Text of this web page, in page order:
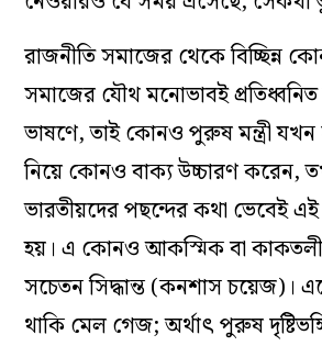
রাজনীতি সমাজের থেকে বিচ্ছিন্ন
সমাজের যৌথ মনোভাবই প্রতিধ্বনিত
ভাষণে, তাই কোনও পুরুষ মন্ত্রী যখন
নিয়ে কোনও বাক্য উচ্চারণ করেন,
ভারতীয়দের পছন্দের কথা ভেবেই
হয়। এ কোনও আকস্মিক বা
সচেতন সিদ্ধান্ত (কনশাস চয়েজ)।
থাকি মেল গেজ; অর্থাৎ পুরুষ